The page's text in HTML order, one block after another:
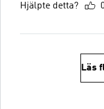
Hjälpte detta?
Läs